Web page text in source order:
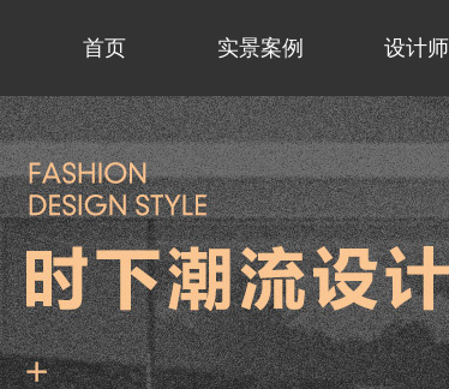
首页 实景案例 设计师